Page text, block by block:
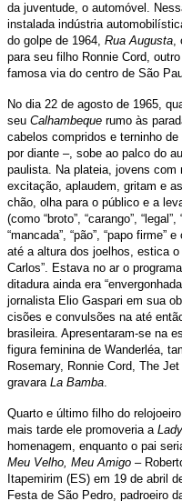
da juventude, o automóvel.
instalada indústria
do golpe de 1964, Rua Augusta,
para seu filho Ronnie Cord,
famosa via do centro de São
No dia 22 de agosto de 1965,
seu Calhambeque rumo às
cabelos compridos e terninho
por diante –, sobe ao palco do
paulista. Na plateia, jovens
excitação, aplaudem, gritam e
chão, olha para o público e a
(como “broto”, “carango”,
“mancada”, “pão”, “papo firme”
até a altura dos joelhos, estica
Carlos”. Estava no ar o
ditadura ainda era
jornalista Elio Gaspari em sua
cisões e convulsões na até
brasileira. Apresentaram-se na
figura feminina de Wanderléa,
Rosemary, Ronnie Cord, The
gravara La Bamba.
Quarto e último filho do
mais tarde ele promoveria a
homenagem, enquanto o pai
Meu Velho, Meu Amigo –
Itapemirim (ES) em 19 de abril
Festa de São Pedro, padroeiro